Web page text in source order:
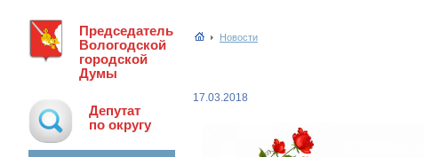
Председатель
Вологодской
городской
Думы
Депутат
по округу
Новости
17.03.2018